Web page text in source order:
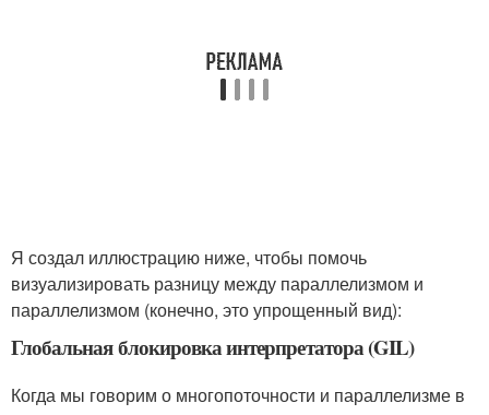
Я создал иллюстрацию ниже, чтобы помочь
визуализировать разницу между параллелизмом и
параллелизмом (конечно, это упрощенный вид):
Глобальная блокировка интерпретатора (GIL)
Когда мы говорим о многопоточности и параллелизме в